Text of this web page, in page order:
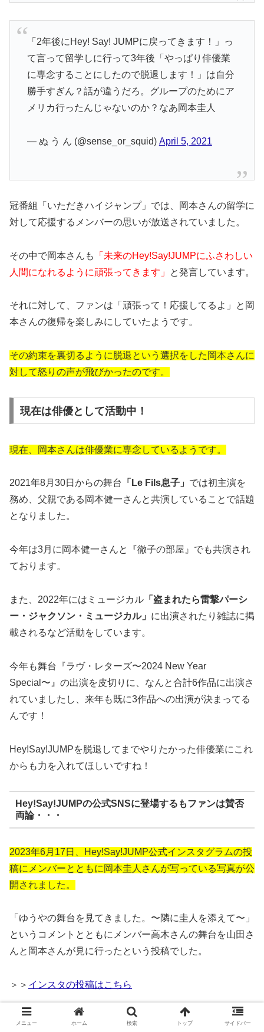
「2年後にHey! Say! JUMPに戻ってきます！」っ
て言って留学しに行って3年後「やっぱり俳優業
に専念することにしたので脱退します！」は自分
勝手すぎん？話が違うだろ。グループのためにア
メリカ行ったんじゃないのか？なあ岡本圭人
— ぬ う ん (@sense_or_squid) April 5, 2021
冠番組「いただきハイジャンプ」では、岡本さんの留学に
対して応援するメンバーの思いが放送されていました。
その中で岡本さんも
「未来のHey!Say!JUMPにふさわしい
人間になれるように頑張ってきます」
と発言しています。
それに対して、ファンは「頑張って！応援してるよ」と岡
本さんの復帰を楽しみにしていたようです。
その約束を裏切るように脱退という選択をした岡本さんに
対して怒りの声が飛びかったのです。
現在は俳優として活動中！
現在、岡本さんは俳優業に専念しているようです。
2021年8月30日からの舞台 「Le Fils息子」 では初主演を
務め、父親である岡本健一さんと共演していることで話題
となりました。
今年は3月に岡本健一さんと『徹子の部屋』でも共演され
ております。
また、2022年にはミュージカル 「盗まれたら雷撃パーシ
ー・ジャクソン・ミュージカル」 に出演されたり雑誌に掲
載されるなど活動をしています。
今年も舞台『ラヴ・レターズ〜2024 New Year
Special〜』の出演を皮切りに、なんと合計6作品に出演さ
れていましたし、来年も既に3作品への出演が決まってる
んです！
Hey!Say!JUMPを脱退してまでやりたかった俳優業にこれ
からも力を入れてほしいですね！
Hey!Say!JUMPの公式SNSに登場するもファンは賛否
両論・・・
2023年6月17日、Hey!Say!JUMP公式インスタグラムの投
稿にメンバーとともに岡本圭人さんが写っている写真が公
開されました。
「ゆうやの舞台を見てきました。〜隣に圭人を添えて〜」
というコメントとともにメンバー高木さんの舞台を山田さ
んと岡本さんが見に行ったという投稿でした。
＞＞ インスタの投稿はこちら
私自身は、その投稿に対して脱退しても仲良しでいるメン
メニュー ホーム 検索 トップ サイドバー